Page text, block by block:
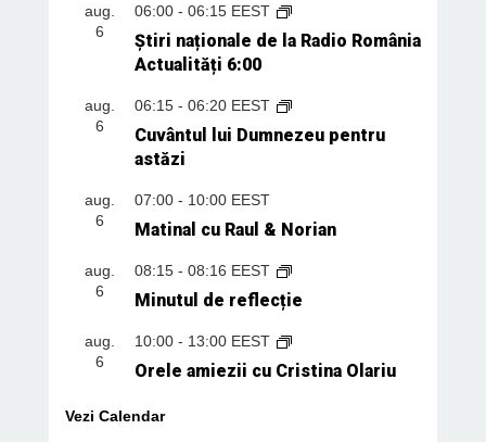
aug.
6
06:00- 06:15 EEST
Știri naționale de la Radio România
Actualități 6:00
aug.
6
06:15- 06:20 EEST
Cuvântul lui Dumnezeu pentru
astăzi
aug.
6
07:00- 10:00 EEST
Matinal cu Raul & Norian
aug.
6
08:15- 08:16 EEST
Minutul de reflecție
aug.
6
10:00- 13:00 EEST
Orele amiezii cu Cristina Olariu
Vezi Calendar